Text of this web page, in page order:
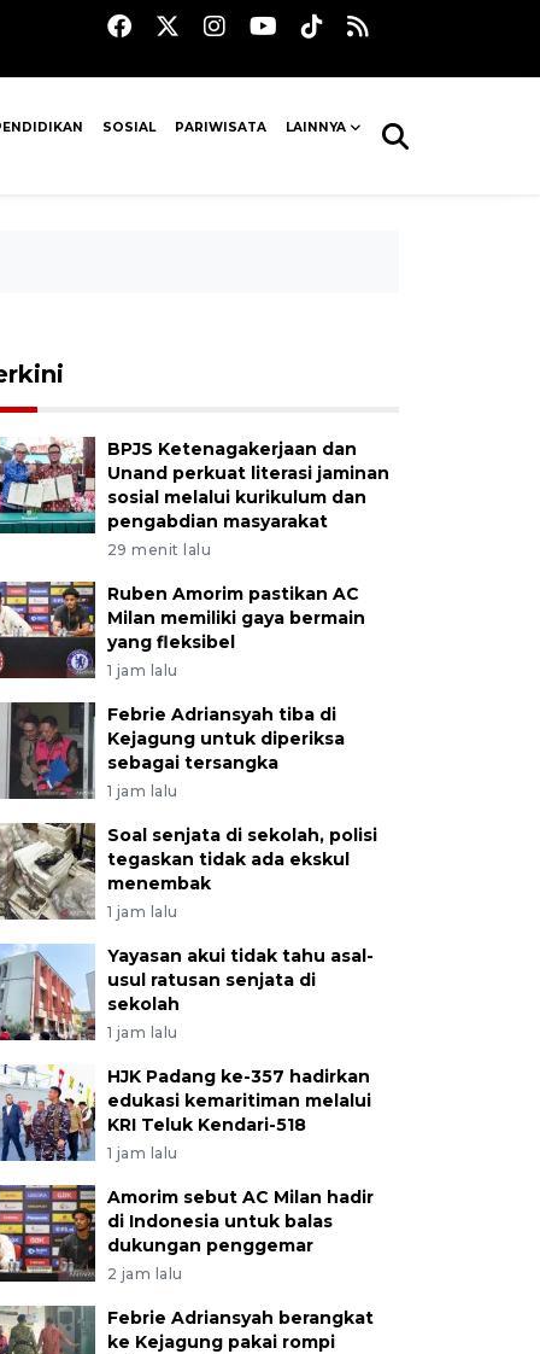
SOSIAL PARIWISATA LAINNYA
BPJS Ketenagakerjaan dan
Unand perkuat literasi jaminan
sosial melalui kurikulum dan
pengabdian masyarakat
29 menit lalu
Ruben Amorim pastikan AC
Milan memiliki gaya bermain
yang fleksibel
1 jam lalu
Febrie Adriansyah tiba di
Kejagung untuk diperiksa
sebagai tersangka
1 jam lalu
Soal senjata di sekolah, polisi
tegaskan tidak ada ekskul
menembak
1 jam lalu
Yayasan akui tidak tahu asal-
usul ratusan senjata di
sekolah
1 jam lalu
HJK Padang ke-357 hadirkan
edukasi kemaritiman melalui
KRI Teluk Kendari-518
1 jam lalu
Amorim sebut AC Milan hadir
di Indonesia untuk balas
dukungan penggemar
2 jam lalu
Febrie Adriansyah berangkat
ke Kejagung pakai rompi